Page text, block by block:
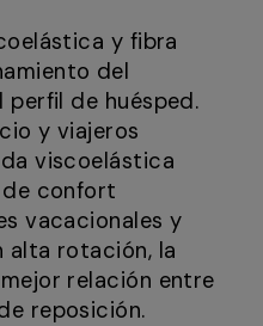
y fibra
del
de huésped.
y viajeros
viscoelástica
confort
vacacionales y
alta rotación, la
relación entre
reposición.